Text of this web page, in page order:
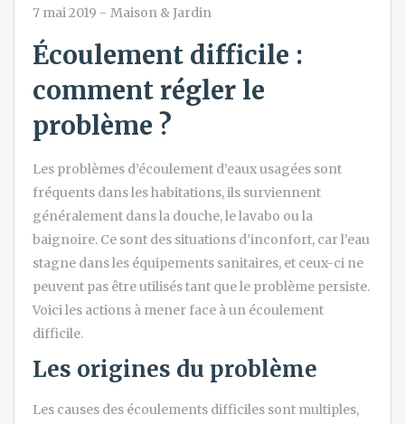
7 mai 2019 - Maison & Jardin
Écoulement difficile :
comment régler le
problème ?
Les problèmes d’écoulement d’eaux usagées sont
fréquents dans les habitations, ils surviennent
généralement dans la douche, le lavabo ou la
baignoire. Ce sont des situations d’inconfort, car l’eau
stagne dans les équipements sanitaires, et ceux-ci ne
peuvent pas être utilisés tant que le problème persiste.
Voici les actions à mener face à un écoulement
difficile.
Les origines du problème
Les causes des écoulements difficiles sont multiples,